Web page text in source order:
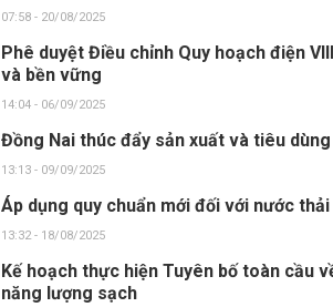
07:58 - 20/08/2025
Phê duyệt Điều chỉnh Quy hoạch điện
và bền vững
14:04 - 06/09/2025
Đồng Nai thúc đẩy sản xuất và tiêu
13:13 - 09/09/2025
Áp dụng quy chuẩn mới đối với nước
13:32 - 18/08/2025
Kế hoạch thực hiện Tuyên bố toàn cầu
năng lượng sạch